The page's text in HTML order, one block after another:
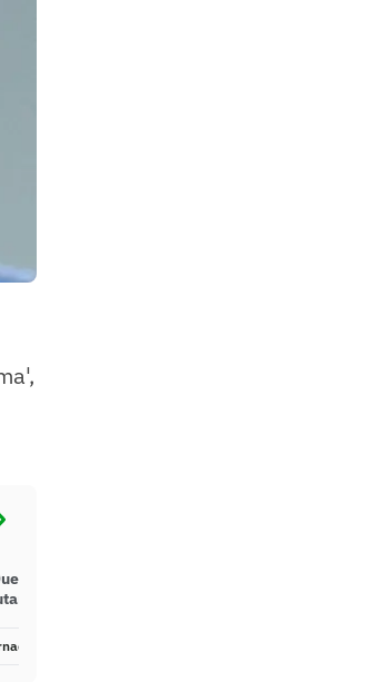
são os atletas ucranianos
na guerra contra a Rússia